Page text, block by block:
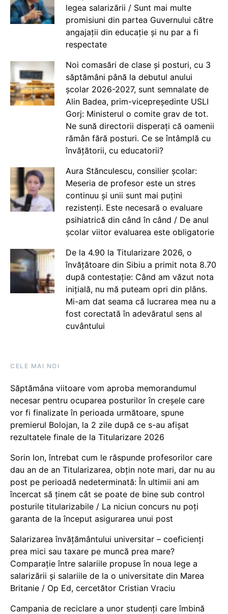
legea salarizării / Sunt mai multe
promisiuni din partea Guvernului către
angajații din educație și nu par a fi
respectate
Noi comasări de clase și posturi, cu 3
săptămâni până la debutul anului
școlar 2026-2027, sunt semnalate de
Alin Badea, prim-vicepreședinte USLI
Gorj: Ministerul o comite grav de tot.
Ne sună directorii disperați că oamenii
rămân fără posturi. Ce se întâmplă cu
învățătorii, cu educatorii?
Aura Stănculescu, consilier școlar:
Meseria de profesor este un stres
continuu și unii sunt mai puțini
rezistenți. Este necesară o evaluare
psihiatrică din când în când / De anul
școlar viitor evaluarea este obligatorie
De la 4.90 la Titularizare 2026, o
învățătoare din Sibiu a primit nota 8.70
după contestație: Când am văzut nota
inițială, nu mă puteam opri din plâns.
Mi-am dat seama că lucrarea mea nu a
fost corectată în adevăratul sens al
cuvântului
CELE MAI NOI
Săptămâna viitoare vom aproba memorandumul
necesar pentru ocuparea posturilor în creșele care
vor fi finalizate în perioada următoare, spune
premierul Bolojan, la 2 zile după ce s-au afișat
rezultatele finale de la Titularizare 2026
Sorin Ion, întrebat cum le răspunde profesorilor care
dau an de an Titularizarea, obțin note mari, dar nu au
post pe perioadă nedeterminată: În ultimii ani am
încercat să ținem cât se poate de bine sub control
posturile titularizabile / La niciun concurs nu poți
garanta de la început asigurarea unui post
Salarizarea învățământului universitar – coeficienți
prea mici sau taxare pe muncă prea mare?
Comparație între salariile propuse în noua lege a
salarizării și salariile de la o universitate din Marea
Britanie / Op Ed, cercetător Cristian Vraciu
Campania de reciclare a unor studenți care îmbină